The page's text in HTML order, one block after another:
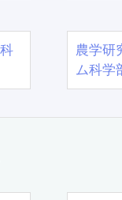
農学
ム科学